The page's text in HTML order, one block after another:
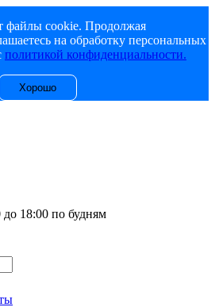
файлы cookie. Продолжая
на обработку персональных
политикой конфиденциальности.
Хорошо
до 18:00 по будням